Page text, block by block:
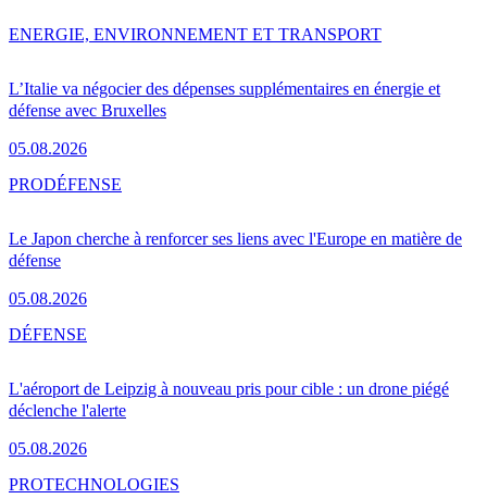
L’Italie va négocier des dépenses supplémentaires en énergie et
défense avec Bruxelles
05.08.2026
ENERGIE, ENVIRONNEMENT ET TRANSPORT
Le Japon cherche à renforcer ses liens avec l'Europe en matière de
défense
05.08.2026
PRODÉFENSE
L'aéroport de Leipzig à nouveau pris pour cible : un drone piégé
déclenche l'alerte
05.08.2026
DÉFENSE
PROTECHNOLOGIES